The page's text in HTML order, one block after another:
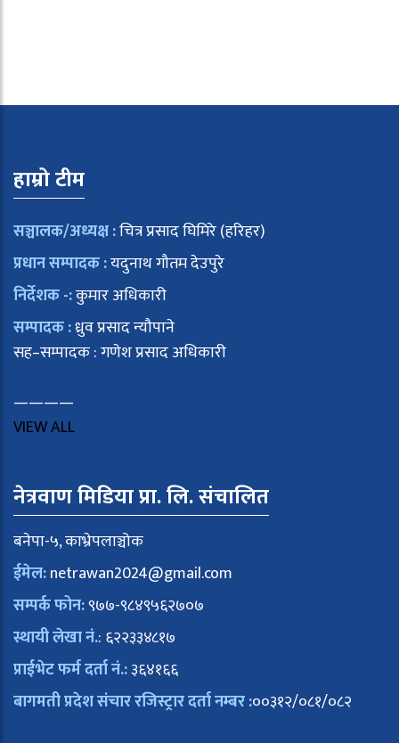
हाम्रो टीम
सञ्चालक/अध्यक्ष :चित्र प्रसाद घिमिरे (हरिहर)
प्रधान सम्पादक :यदुनाथ गौतम देउपुरे
निर्देशक -:कुमार अधिकारी
सम्पादक :ध्रुव प्रसाद न्यौपाने
सह–सम्पादक : गणेश प्रसाद अधिकारी
————
VIEW ALL
नेत्रवाण मिडिया प्रा. लि. संचालित
बनेपा-५, काभ्रेपलाञ्चोक
ईमेल:netrawan2024@gmail.com
सम्पर्क फोन:९७७-९८४९५६२७०७
स्थायी लेखा नं.: ६२२३३४८१७
प्राईभेट फर्म दर्ता नं.:३६४१६६
बागमती प्रदेश संचार रजिस्ट्रार दर्ता नम्बर :००३१२/०८१/०८२